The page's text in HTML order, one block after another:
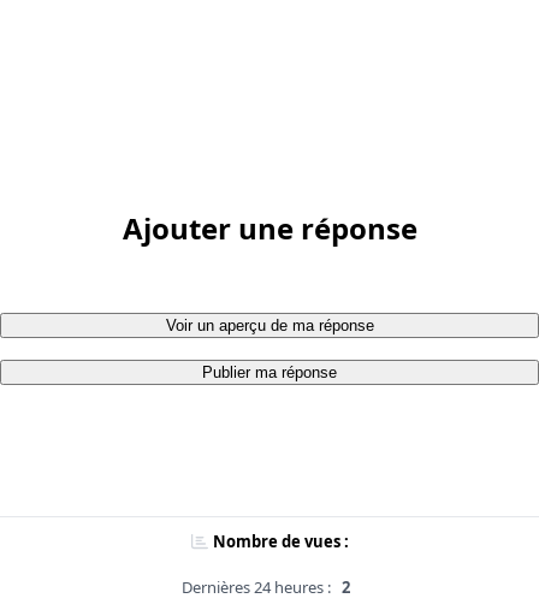
Ajouter une réponse
Voir un aperçu de ma réponse
Publier ma réponse
Nombre de vues :
Dernières 24 heures : 2